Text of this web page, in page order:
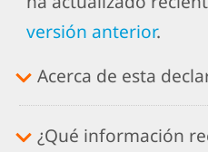
versión anterior.
Acerca de esta
¿Qué información